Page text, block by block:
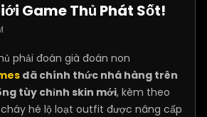
Game Thủ Phát Sốt!
phải đoán già đoán non
đã chính thức nhá hàng trên
tùy chỉnh skin mới, kèm theo
hé lộ loạt outfit được nâng cấp